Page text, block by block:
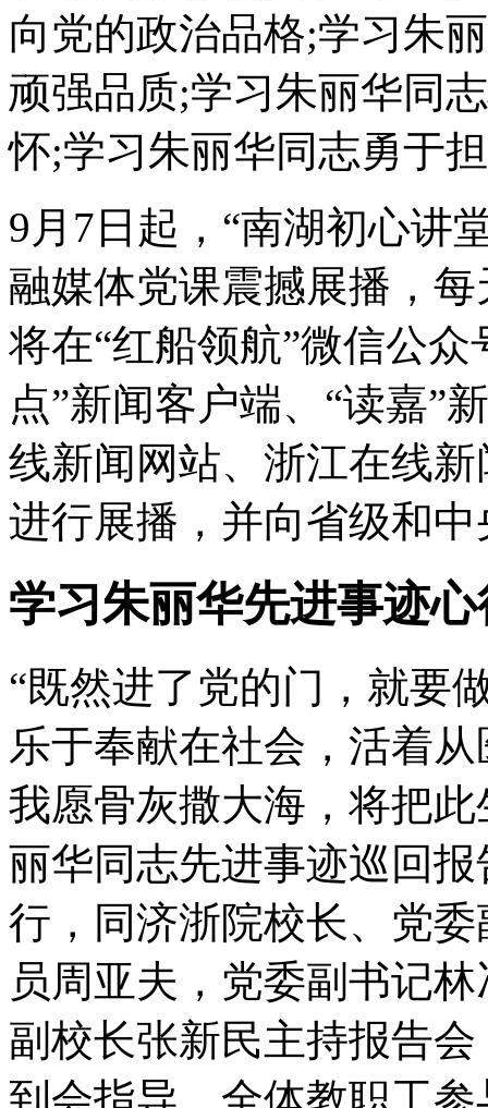
向党的政治品格;学习朱
顽强品质;学习朱丽华同
怀;学习朱丽华同志勇于
9月7日起，“南湖初心
融媒体党课震撼展播，
将在“红船领航”微信公
点”新闻客户端、“读嘉”
线新闻网站、浙江在线
进行展播，并向省级和
学习朱丽华先进事迹
“既然进了党的门，就要
乐于奉献在社会，活着
我愿骨灰撒大海，将把
丽华同志先进事迹巡回
行，同济浙院校长、党
员周亚夫，党委副书记
副校长张新民主持报告